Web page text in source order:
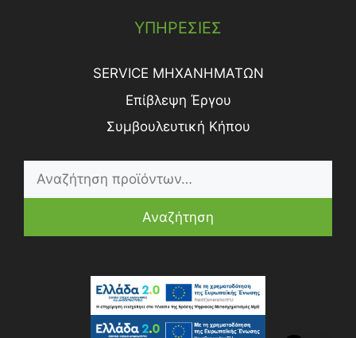
ΥΠΗΡΕΣΙΕΣ
SERVICE ΜΗΧΑΝΗΜΑΤΩΝ
Επίβλεψη Έργου
Συμβουλευτική Κήπου
Αναζήτηση